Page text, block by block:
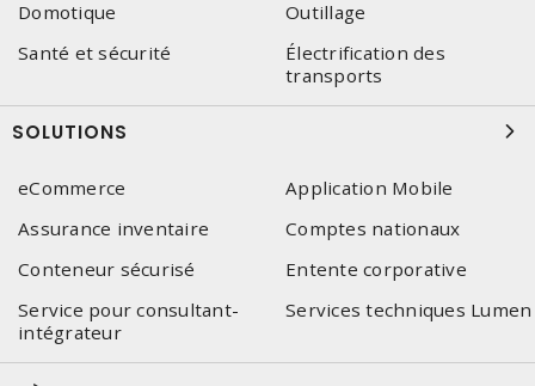
Domotique
Outillage
Santé et sécurité
Électrification des
transports
SOLUTIONS
eCommerce
Application Mobile
Assurance inventaire
Comptes nationaux
Conteneur sécurisé
Entente corporative
Service pour consultant-
intégrateur
Services techniques Lumen